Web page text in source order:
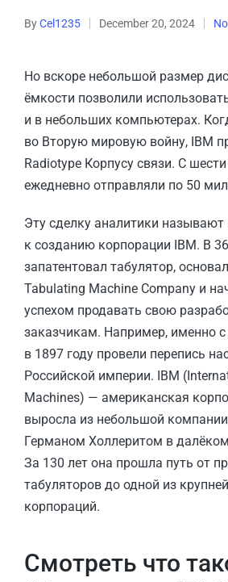
ByCel1235 December 20, 2024
Но вскоре небольшой размер
ёмкости позволили
и в небольших компьютерах.
во Вторую мировую войну, IBM
Radiotype Корпусу связи. С
ежедневно отправляли по 50
Эту сделку аналитики
к созданию корпорации IBM. В
запатентовал табулятор,
Tabulating Machine Company и
успехом продавать свою
заказчикам. Например, именно
в 1897 году провели перепись
Российской империи. IBM
Machines) — американская
выросла из небольшой
Германом Холлеритом в
За 130 лет она прошла путь от
табуляторов до одной из
корпораций.
Смотреть что